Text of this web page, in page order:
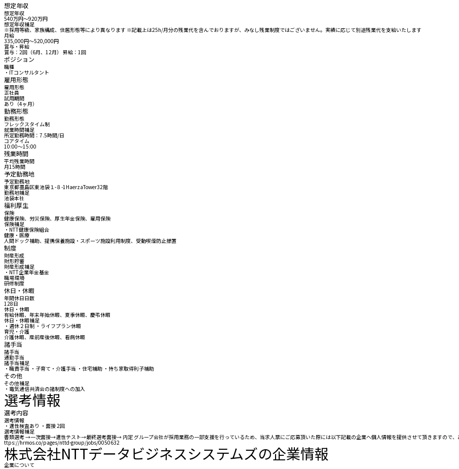
想定年収
想定年収
540万円〜920万円
想定年収補足
※採用等級、家族構成、住居形態等により異なります ※記載上は25h/月分の残業代を含んでおりますが、みなし残業制度ではございません。実績に応じて別途残業代を支給いたします
月給
335,000円〜520,000円
賞与・昇給
賞与：2回（6月、12月） 昇給：1回
ポジション
職種
・ITコンサルタント
雇用形態
雇用形態
正社員
試用期間
あり（4ヶ月）
勤務形態
勤務形態
フレックスタイム制
就業時間補足
所定勤務時間：7.5時間/日
コアタイム
10:00〜15:00
残業時間
平均残業時間
月15時間
予定勤務地
予定勤務地
東京都豊島区東池袋１-８-1HaerzaTower32階
勤務地補足
池袋本社
福利厚生
保険
健康保険、労災保険、厚生年金保険、雇用保険
保険補足
・NTT健康保険組合
健康・医療
人間ドック補助、提携保養施設・スポーツ施設利用制度、受動喫煙防止措置
制度
財産形成
財形貯蓄
財産形成補足
・NTT企業年金基金
職場環境
研修制度
休日・休暇
年間休日日数
128日
休日・休暇
有給休暇、年末年始休暇、夏季休暇、慶弔休暇
休日・休暇補足
・週休２日制 ・ライフプラン休暇
育児・介護
介護休暇、産前産後休暇、看病休暇
諸手当
諸手当
通勤手当
諸手当補足
・職責手当 ・子育て・介護手当 ・住宅補助 ・持ち家取得利子補助
その他
その他補足
・電気通信共済会の諸制度への加入
選考情報
選考内容
選考情報
・適性検査あり ・面接 2回
選考情報補足
書類選考 →一次面接→適性テスト→最終選考面接→ 内定 グループ会社が採用業務の一部支援を行っているため、当求人票にご応募頂いた際には以下記載の企業へ個人情報を提供させて頂きますので
ttps://hrmos.co/pages/nttd-group/jobs/0050632
株式会社NTTデータビジネスシステムズの企業情報
企業について